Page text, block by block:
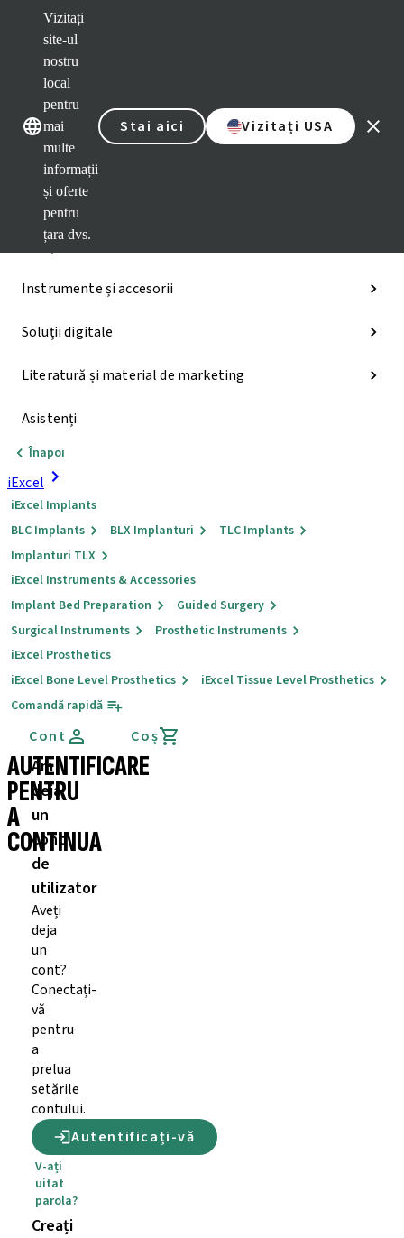
Vizitați
site-ul
nostru
local
pentru
mai
multe
informații
și oferte
pentru
țara dvs.
Stai aici Vizitați USA
Categorii
iExcel
Soluții pentru implanturi
Soluții protetice
Soluțiile regenerative
Instrumente și accesorii
Soluții digitale
Literatură și material de marketing
Asistenți
Înapoi
iExcel
iExcel Implants
BLC Implants
BLX Implanturi
TLC Implants
Implanturi TLX
iExcel Instruments & Accessories
Implant Bed Preparation
Guided Surgery
Surgical Instruments
Prosthetic Instruments
iExcel Prosthetics
iExcel Bone Level Prosthetics
iExcel Tissue Level Prosthetics
Comandă rapidă
Cont Coș
AUTENTIFICARE
PENTRU
A
CONTINUA
Am
deja
un
cont
de
utilizator
Aveți
deja
un
cont?
Conectați-
vă
pentru
a
prelua
setările
contului.
Autentificați-vă
V-ați
uitat
parola?
Creați